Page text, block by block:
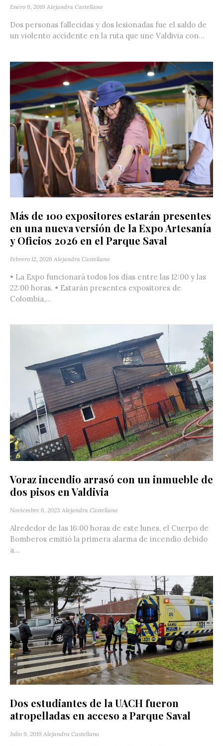
Enero 9, 2019 Alejandra Castellano
Dos personas fallecidas y dos lesionadas fue el saldo de
un violento accidente en la ruta que une Valdivia con...
Más de 100 expositores estarán presentes
en una nueva versión de la Expo Artesanía
y Oficios 2026 en el Parque Saval
Febrero 12, 2026 Alejandra Castellano
• La Expo funcionará todos los días entre las 12:00 y las
22:00 horas. • Estarán presentes expositores de
Colombia,...
Voraz incendio arrasó con un inmueble de
dos pisos en Valdivia
Noviembre 6, 2023 Alejandra Castellano
Alrededor de las 16:00 horas de este lunes, el Cuerpo de
Bomberos emitió la primera alarma de incendio debido
a...
Dos estudiantes de la UACH fueron
atropelladas en acceso a Parque Saval
Julio 9, 2019 Alejandra Castellano